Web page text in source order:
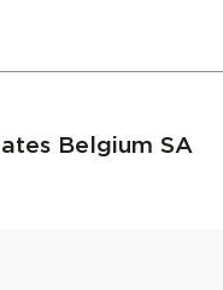
Belgium SA